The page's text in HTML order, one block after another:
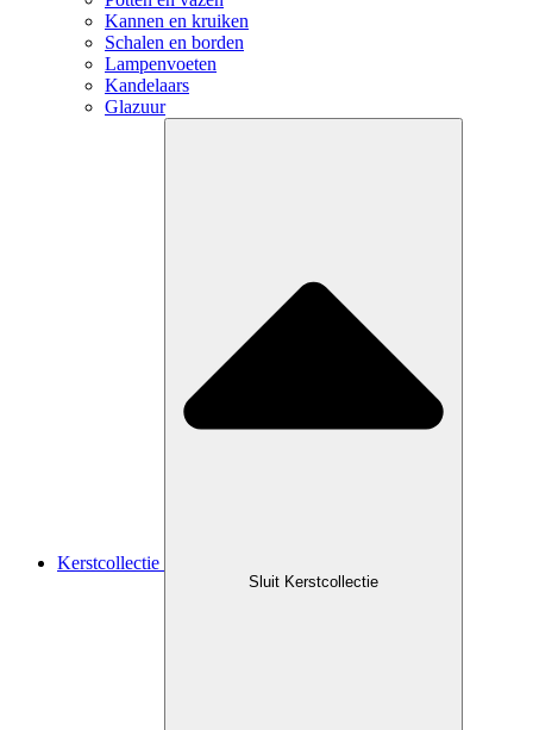
Kannen en kruiken
Schalen en borden
Lampenvoeten
Kandelaars
Glazuur
Kerstcollectie
Sluit Kerstcollectie